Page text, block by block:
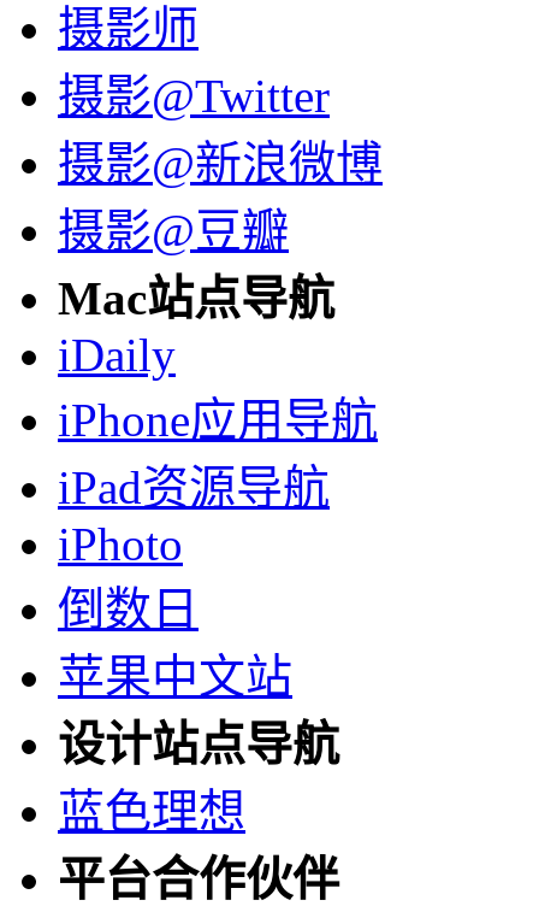
摄影师
摄影@Twitter
摄影@新浪微博
摄影@豆瓣
Mac站点导航
iDaily
iPhone应用导航
iPad资源导航
iPhoto
倒数日
苹果中文站
设计站点导航
蓝色理想
平台合作伙伴